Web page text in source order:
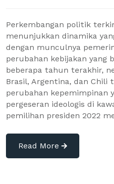
Perkembangan politik
menunjukkan dinamika
dengan munculnya
perubahan kebijakan yang
beberapa tahun terakhir,
Brasil, Argentina, dan Chili
perubahan kepemimpinan
pergeseran ideologis di
pemilihan presiden 2022
Read More